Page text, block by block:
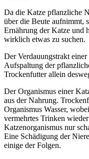
Da die Katze pflanzliche
über die Beute aufnimmt,
Ernährung der Katze und
wirklich etwas zu suchen.
Der Verdauungstrakt
Aufspaltung der
Trockenfutter allein
Der Organismus einer
aus der Nahrung.
Organismus Wasser,
vermehrtes Trinken
Katzenorganismus nur
Eine Schädigung der
einige der Folgen.